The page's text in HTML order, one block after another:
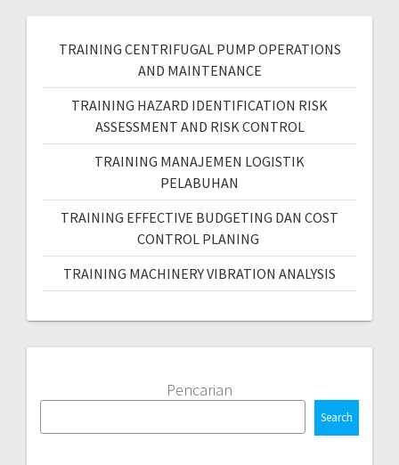
TRAINING CENTRIFUGAL PUMP OPERATIONS
AND MAINTENANCE
TRAINING HAZARD IDENTIFICATION RISK
ASSESSMENT AND RISK CONTROL
TRAINING MANAJEMEN LOGISTIK
PELABUHAN
TRAINING EFFECTIVE BUDGETING DAN COST
CONTROL PLANING
TRAINING MACHINERY VIBRATION ANALYSIS
Pencarian
Search